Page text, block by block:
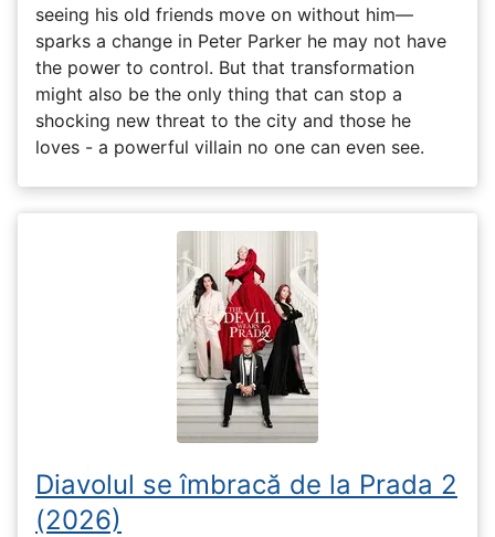
seeing his old friends move on without him—
sparks a change in Peter Parker he may not have
the power to control. But that transformation
might also be the only thing that can stop a
shocking new threat to the city and those he
loves - a powerful villain no one can even see.
Diavolul se îmbracă de la Prada 2
(2026)